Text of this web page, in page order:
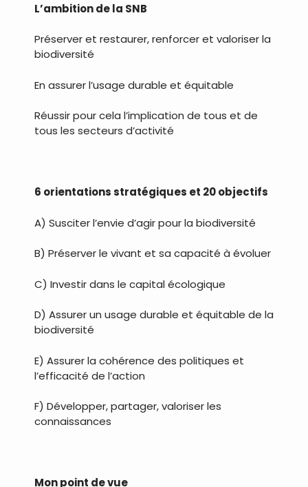
L’ambition de la SNB
Préserver et restaurer, renforcer et valoriser la
biodiversité
En assurer l’usage durable et équitable
Réussir pour cela l’implication de tous et de
tous les secteurs d’activité
6 orientations stratégiques et 20 objectifs
A) Susciter l’envie d’agir pour la biodiversité
B) Préserver le vivant et sa capacité à évoluer
C) Investir dans le capital écologique
D) Assurer un usage durable et équitable de la
biodiversité
E) Assurer la cohérence des politiques et
l’efficacité de l’action
F) Développer, partager, valoriser les
connaissances
Mon point de vue